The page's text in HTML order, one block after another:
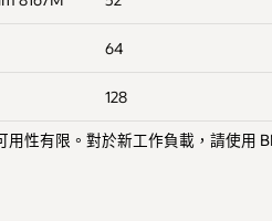
64
128
性有限。對於新工作負載，請使用